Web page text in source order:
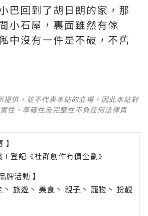
巴回到了胡日朗的家，那
小石屋，裏面雖然有傢
中沒有一件是不破，不舊
提供，並不代表本站的立場。因此本站對
性、準確性及完整性不負任何法律責
l 登記《社群創作有價企劃》
牌活動 】
丶 旅遊 丶 美食 丶 親子 丶 寵物 丶 扮靚